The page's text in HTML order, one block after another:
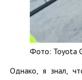
Фото: Toyota
Однако, я знал,